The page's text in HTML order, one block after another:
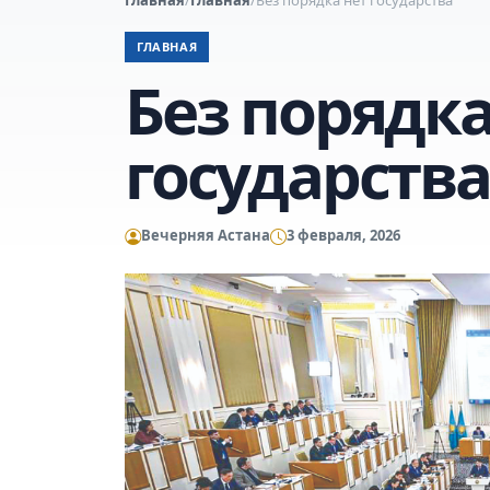
ГЛАВНАЯ
Без
государства
Вечерняя Астана 3 февраля, 2026